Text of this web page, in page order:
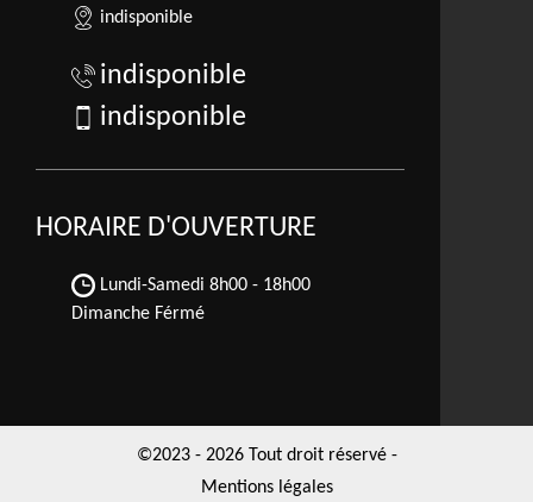
indisponible
indisponible
indisponible
HORAIRE D'OUVERTURE
Lundi-Samedi 8h00 - 18h00
Dimanche Férmé
©2023 - 2026 Tout droit réservé -
Mentions légales